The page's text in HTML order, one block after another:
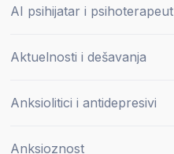
AI psihijatar i psihoterapeut
Aktuelnosti i dešavanja
Anksiolitici i antidepresivi
Anksioznost